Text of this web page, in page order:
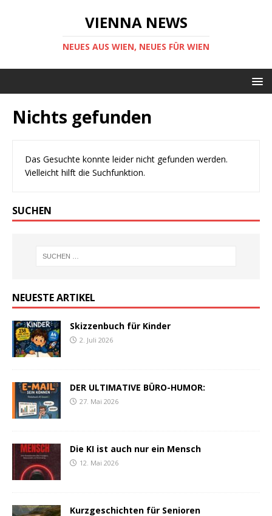
VIENNA NEWS
NEUES AUS WIEN, NEUES FÜR WIEN
Nichts gefunden
Das Gesuchte konnte leider nicht gefunden werden.
Vielleicht hilft die Suchfunktion.
SUCHEN
NEUESTE ARTIKEL
Skizzenbuch für Kinder
2. Juli 2026
DER ULTIMATIVE BÜRO-HUMOR:
27. Mai 2026
Die KI ist auch nur ein Mensch
12. Mai 2026
Kurzgeschichten für Senioren